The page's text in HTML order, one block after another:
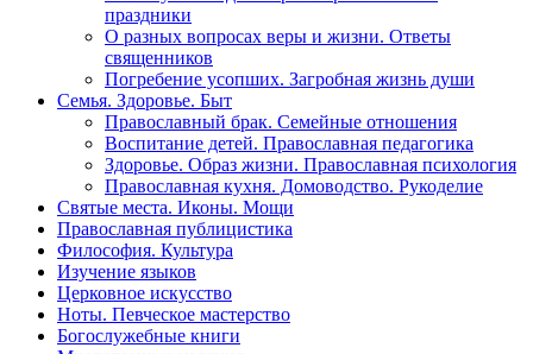
праздники
О разных вопросах веры и жизни. Ответы
священников
Погребение усопших. Загробная жизнь души
Семья. Здоровье. Быт
Православный брак. Семейные отношения
Воспитание детей. Православная педагогика
Здоровье. Образ жизни. Православная психология
Православная кухня. Домоводство. Рукоделие
Святые места. Иконы. Мощи
Православная публицистика
Философия. Культура
Изучение языков
Церковное искусство
Ноты. Певческое мастерство
Богослужебные книги